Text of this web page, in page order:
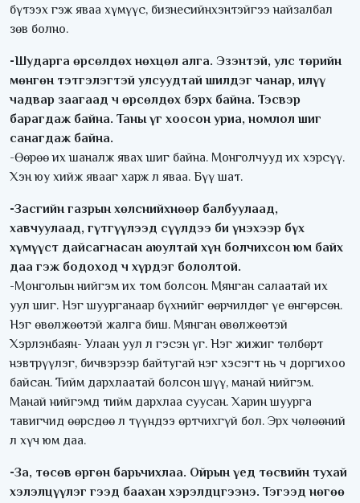
бүтээх гэж яваа хүмүүс, бизнесийнхэнтэйгээ найзалбал
зөв болно.
-Шударга өрсөлдөх нөхцөл алга. Эзэнтэй, улс төрийн
мөнгөн тэтгэлэгтэй улсуудтай шилдэг чанар, илүү
чадвар заагаад ч өрсөлдөх бэрх байна. Тэсвэр
барагдаж байна. Таны үг хоосон уриа, номлол шиг
санагдаж байна.
-Өөрөө их шаналж явах шиг байна. Монголчууд их хэрсүү.
Хэн юу хийж явааг харж л яваа. Бүү шат.
-Засгийн газрын хөлснийхнөөр балбуулаад,
хавчуулаад, гүтгүүлээд сүүлдээ би үнэхээр бүх
хүмүүст дайсагнасан аюултай хүн болчихсон юм байх
даа гэж бодоход ч хүрдэг бололтой.
-Монголын нийгэм их том болсон. Мянган салаатай их
уул шиг. Нэг шуурганаар бүхнийг өөрчилдөг үе өнгөрсөн.
Нэг өвөлжөөтэй жалга биш. Мянган өвөлжөөтэй
Хэрлэнбаян- Улаан уул л гэсэн үг. Нэг жижиг төлбөрт
нэвтрүүлэг, бичвэрээр байтугай нэг хэсэгт нь ч доргихоо
байсан. Тийм дархлаатай болсон шүү, манай нийгэм.
Манай нийгэмд тийм дархлаа суусан. Харин шуурга
тавигчид өөрсдөө л түүндээ өртчихгүй бол. Эрх чөлөөний
л хүч юм даа.
-За, төсөв өргөн барьчихлаа. Ойрын үед төсвийн тухай
хэлэлцүүлэг гээд баахан хэрэлдцгээнэ. Тэгээд нөгөө